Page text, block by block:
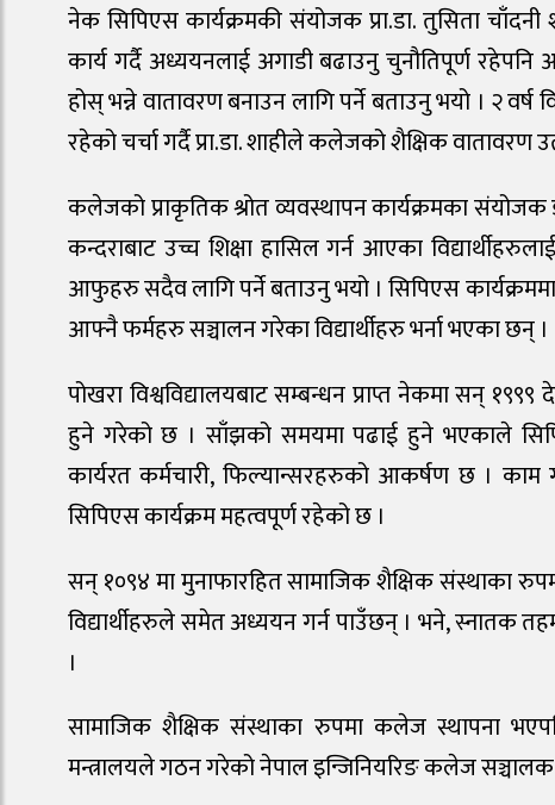
नेक सिपिएस कार्यक्रमकी संयोजक प्रा.डा. तुसिता
कार्य गर्दै अध्ययनलाई अगाडी बढाउनु चुनौतिपूर्ण
होस् भन्ने वातावरण बनाउन लागि पर्ने बताउनु भयो । २ वर्ष
रहेको चर्चा गर्दै प्रा.डा. शाहीले कलेजको शैक्षिक वातावरण
कलेजको प्राकृतिक श्रोत व्यवस्थापन कार्यक्रमका
कन्दराबाट उच्च शिक्षा हासिल गर्न आएका
आफुहरु सदैव लागि पर्ने बताउनु भयो । सिपिएस
आफ्नै फर्महरु सञ्चालन गरेका विद्यार्थीहरु भर्ना भएका छन् ।
पोखरा विश्वविद्यालयबाट सम्बन्धन प्राप्त नेकमा सन्
हुने गरेको छ । साँझको समयमा पढाई हुने भएकाले
कार्यरत कर्मचारी, फिल्यान्सरहरुको आकर्षण छ । काम
सिपिएस कार्यक्रम महत्वपूर्ण रहेको छ ।
सन् १०९४ मा मुनाफारहित सामाजिक शैक्षिक संस्थाका
विद्यार्थीहरुले समेत अध्ययन गर्न पाउँछन् । भने, स्नातक
।
सामाजिक शैक्षिक संस्थाका रुपमा कलेज स्थापना
मन्त्रालयले गठन गरेको नेपाल इन्जिनियरिङ कलेज